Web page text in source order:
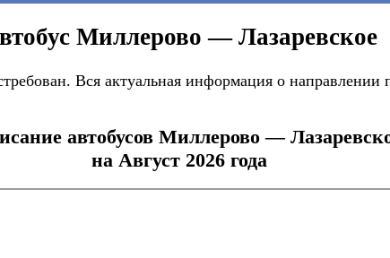
Миллерово — Лазаревское
Вся актуальная информация о направлении
автобусов Миллерово —
на Август 2026 года